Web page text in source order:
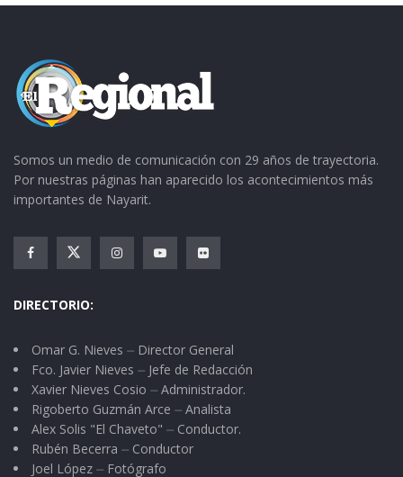
Somos un medio de comunicación con 29 años de trayectoria.
Por nuestras páginas han aparecido los acontecimientos más
importantes de Nayarit.
DIRECTORIO:
Omar G. Nieves ⏤ Director General
Fco. Javier Nieves ⏤ Jefe de Redacción
Xavier Nieves Cosio ⏤ Administrador.
Rigoberto Guzmán Arce ⏤ Analista
Alex Solis "El Chaveto" ⏤ Conductor.
Rubén Becerra ⏤ Conductor
Joel López ⏤ Fotógrafo